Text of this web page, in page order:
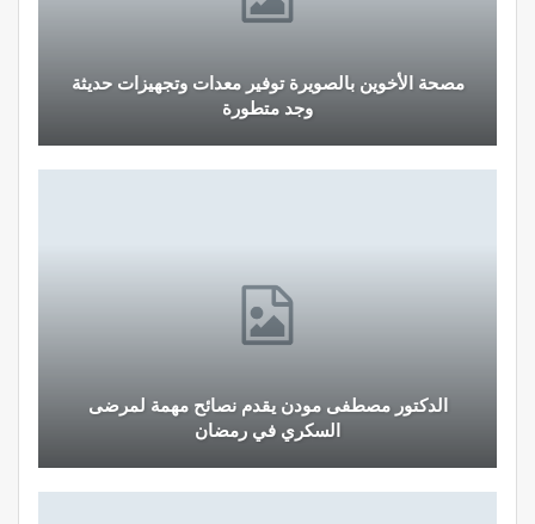
مصحة الأخوين بالصويرة توفير معدات وتجهيزات حديثة
وجد متطورة
الدكتور مصطفى مودن يقدم نصائح مهمة لمرضى
السكري في رمضان